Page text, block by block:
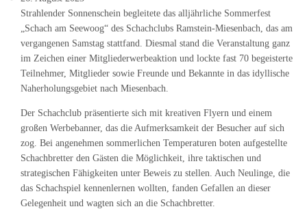
Strahlender Sonnenschein begleitete das alljährliche Sommerfest
„Schach am Seewoog“ des Schachclubs Ramstein-Miesenbach, das am
vergangenen Samstag stattfand. Diesmal stand die Veranstaltung ganz
im Zeichen einer Mitgliederwerbeaktion und lockte fast 70 begeisterte
Teilnehmer, Mitglieder sowie Freunde und Bekannte in das idyllische
Naherholungsgebiet nach Miesenbach.
Der Schachclub präsentierte sich mit kreativen Flyern und einem
großen Werbebanner, das die Aufmerksamkeit der Besucher auf sich
zog. Bei angenehmen sommerlichen Temperaturen boten aufgestellte
Schachbretter den Gästen die Möglichkeit, ihre taktischen und
strategischen Fähigkeiten unter Beweis zu stellen. Auch Neulinge, die
das Schachspiel kennenlernen wollten, fanden Gefallen an dieser
Gelegenheit und wagten sich an die Schachbretter.